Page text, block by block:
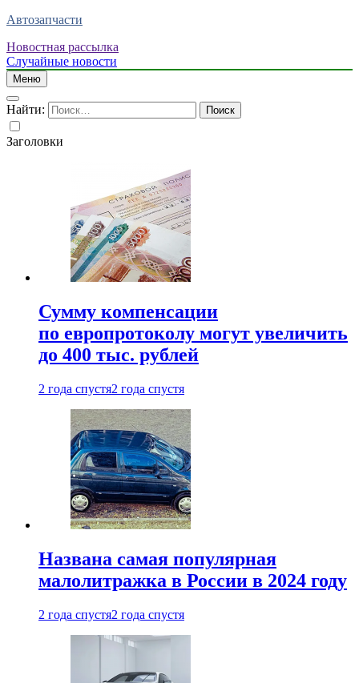
Автозапчасти
Новостная рассылка
Случайные новости
Меню
Найти:
Заголовки
Сумму компенсации
по европротоколу могут увеличить
до 400 тыс. рублей
2 года спустя2 года спустя
Названа самая популярная
малолитражка в России в 2024 году
2 года спустя2 года спустя